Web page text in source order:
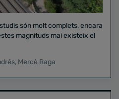
són molt complets, encara
magnituds mai existeix el
, Mercè Raga